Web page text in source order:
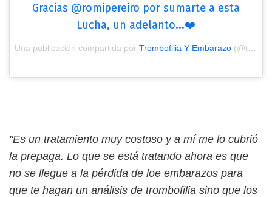
Gracias @romipereiro por sumarte a esta
Lucha, un adelanto...❤️
Una publicación compartida por Trombofilia Y Embarazo (@trombofiliayembarazo) el
"Es un tratamiento muy costoso y a mí me lo cubrió
la prepaga. Lo que se está tratando ahora es que
no se llegue a la pérdida de loe embarazos para
que te hagan un análisis de trombofilia sino que los